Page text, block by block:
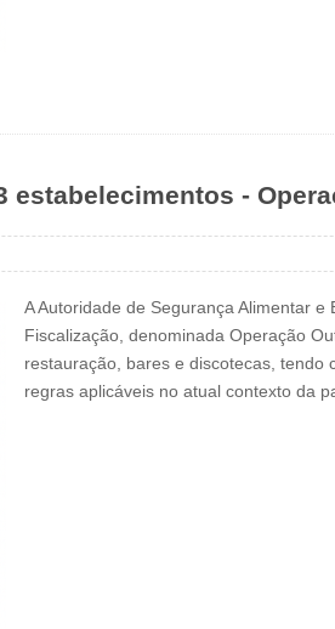
-
A Autoridade de Segurança Alimentar
Fiscalização, denominada Operação
restauração, bares e discotecas, tendo
regras aplicáveis no atual contexto da